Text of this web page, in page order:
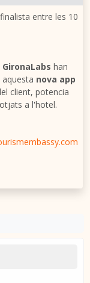
entre les 10
GironaLabs han
nova app
client, potencia
a l'hotel.